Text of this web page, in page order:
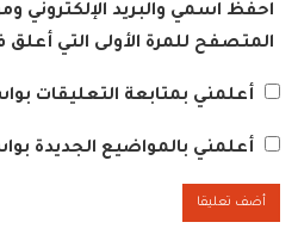
احفظ اسمي والبريد الإلكتروني
المتصفح للمرة الأولى التي أعلق
أعلمني بمتابعة التعليقات
أعلمني بالمواضيع الجديدة